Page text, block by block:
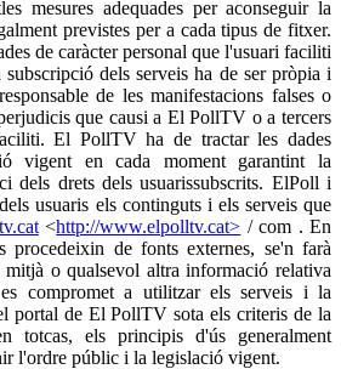
mesures adequades per aconseguir la
previstes per a cada tipus de fitxer.
de caràcter personal que l'usuari faciliti
dels serveis ha de ser pròpia i
de les manifestacions falses o
que causi a El PollTV o a tercers
El PollTV ha de tractar les dades
vigent en cada moment garantint la
dels drets dels usuarissubscrits. ElPoll i
usuaris els continguts i els serveis que
<http://www.elpolltv.cat> / com . En
procedeixin de fonts externes, se'n farà
mitjà o qualsevol altra informació relativa
compromet a utilitzar els serveis i la
portal de El PollTV sota els criteris de la
totcas, els principis d'ús generalment
l'ordre públic i la legislació vigent.